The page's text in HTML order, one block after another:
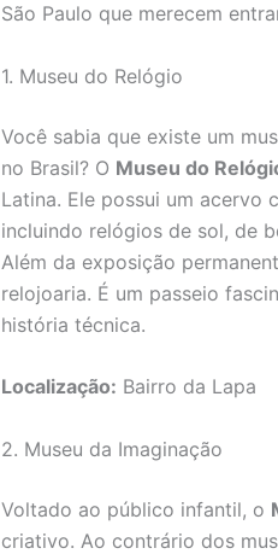
São Paulo que merecem
1. Museu do Relógio
Você sabia que existe um
no Brasil? O Museu do
Latina. Ele possui um acervo
incluindo relógios de sol, de
Além da exposição
relojoaria. É um passeio
história técnica.
Localização: Bairro da Lapa
2. Museu da Imaginação
Voltado ao público infantil, o
criativo. Ao contrário dos